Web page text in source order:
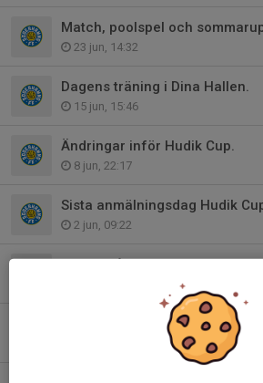
Match, poolspel och
23 jun, 14:32
Dagens träning i Dina Hallen.
15 jun, 15:46
Ändringar inför Hudik Cup.
8 jun, 22:17
Sista anmälningsdag Hudik
2 jun, 09:22
Info angående Match!
Inställd match på söndag!